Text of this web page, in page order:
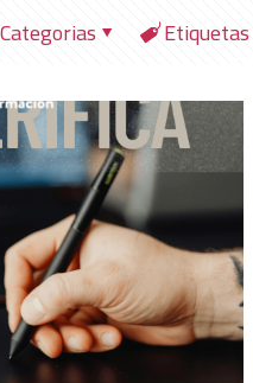
Categorias Etiquetas